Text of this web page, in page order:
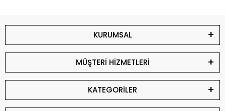
KURUMSAL
MÜŞTERİ HİZMETLERİ
KATEGORİLER